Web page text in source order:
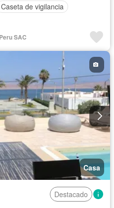
Caseta de vigilancia
SAC
Casa
Destacado